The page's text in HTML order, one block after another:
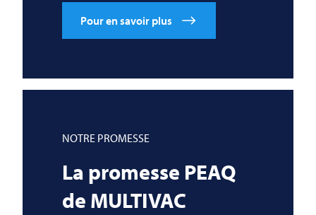
Pour en savoir plus
NOTRE PROMESSE
La promesse PEAQ
de MULTIVAC